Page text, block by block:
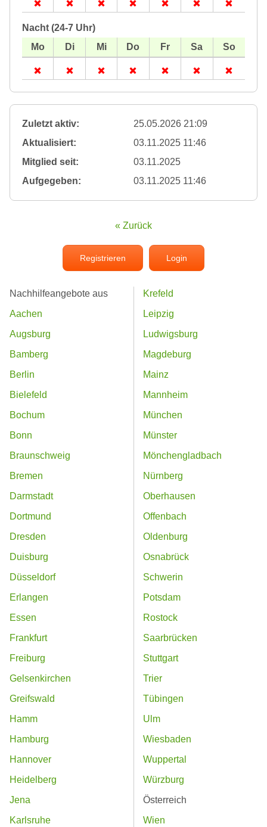
Nacht (24-7 Uhr)
Zuletzt aktiv:
25.05.2026 21:09
Aktualisiert:
03.11.2025 11:46
Mitglied seit:
03.11.2025
Aufgegeben:
03.11.2025 11:46
« Zurück
Registrieren Login
Nachhilfeangebote aus
Aachen
Augsburg
Bamberg
Berlin
Bielefeld
Bochum
Bonn
Braunschweig
Bremen
Darmstadt
Dortmund
Dresden
Duisburg
Düsseldorf
Erlangen
Essen
Frankfurt
Freiburg
Gelsenkirchen
Greifswald
Hamm
Hamburg
Hannover
Heidelberg
Jena
Karlsruhe
Krefeld
Leipzig
Ludwigsburg
Magdeburg
Mainz
Mannheim
München
Münster
Mönchengladbach
Nürnberg
Oberhausen
Offenbach
Oldenburg
Osnabrück
Schwerin
Potsdam
Rostock
Saarbrücken
Stuttgart
Trier
Tübingen
Ulm
Wiesbaden
Wuppertal
Würzburg
Österreich
Wien